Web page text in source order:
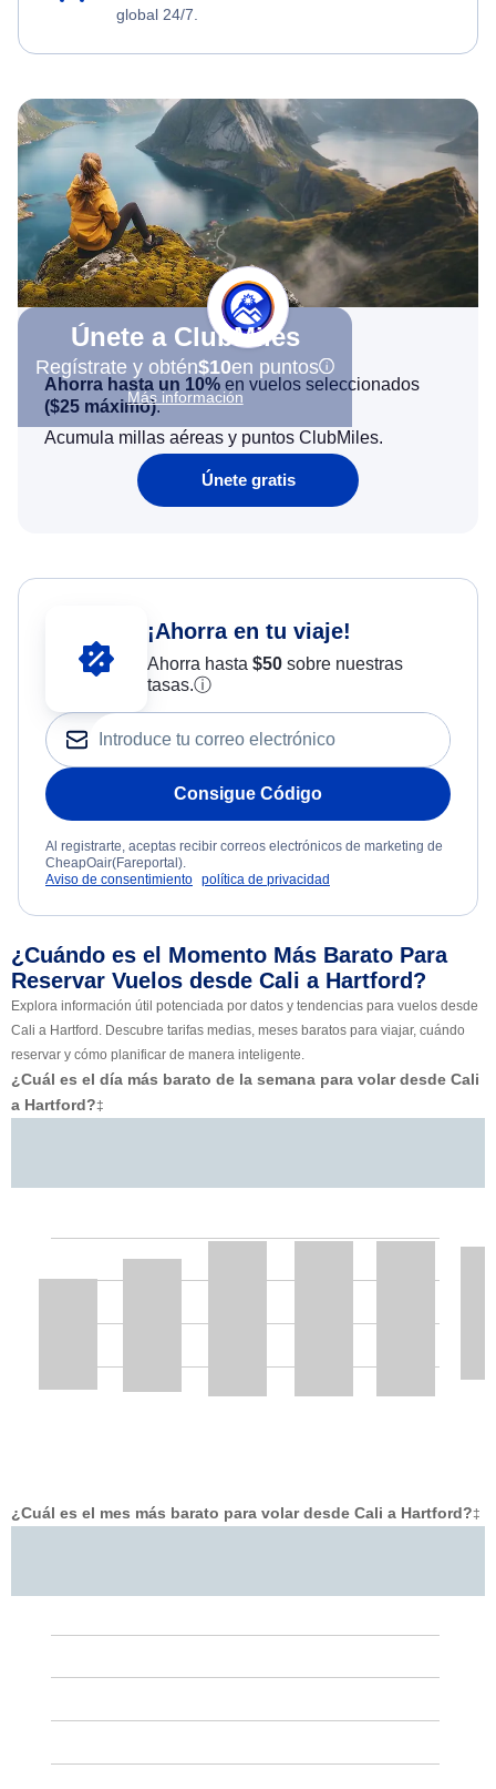
global 24/7.
Únete a ClubMiles
Regístrate y obtén$10en puntos
Más información
Ahorra hasta un 10% en vuelos seleccionados
($25 máximo).
Acumula millas aéreas y puntos ClubMiles.
Únete gratis
¡Ahorra en tu viaje!
Ahorra hasta $50sobre nuestras
tasas.ⓘ
Consigue Código
Al registrarte, aceptas recibir correos electrónicos de marketing de
CheapOair(Fareportal).
Aviso de consentimiento política de privacidad
¿Cuándo es el Momento Más Barato Para
Reservar Vuelos desde Cali a Hartford?
Explora información útil potenciada por datos y tendencias para vuelos desde
Cali a Hartford. Descubre tarifas medias, meses baratos para viajar, cuándo
reservar y cómo planificar de manera inteligente.
¿Cuál es el día más barato de la semana para volar desde Cali
a Hartford?‡
¿Cuál es el mes más barato para volar desde Cali a Hartford?‡